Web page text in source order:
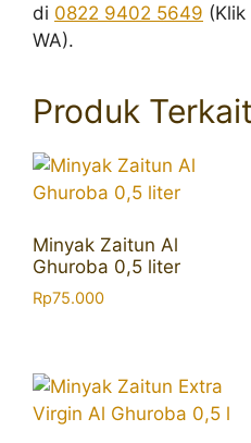
di 0822 9402 5649
WA).
Produk Terkait
Minyak Zaitun Al
Ghuroba 0,5 liter
Rp75.000